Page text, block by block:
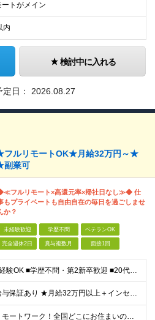
ートがメイン
内
検討中に入れる
日： 2026.08.27
ルリモートOK★月給32万円～★
副業可
フルリモート×高還元率×帰社日なし≫◆ 仕
もプライベートも自由自在の毎日を過ごしませ
か？
未経験歓迎 学歴不問 ベテランOK
完全週休2日 賞与複数月 面接1回
■完全未経験OK ■学歴不問・第2新卒歓迎 ■20代～30代まで活躍中 経験よりも“目標があるか”を面接では見ています！ 「ITスキルを身につけて安定したキャリアを歩みたい」 「推し活のために収入U
★前職給与保証あり ★月給32万円以上＋インセンティブあり 月給32万円以上＋インセンティブ＋各種手当 ※上記には固定残業代（月30時間・44,400円～）を含みます ※超過分は別途支給します ※試
＼フルリモートワーク！全国どこにお住まいの方も大歓迎／ 現在、10名中8名がフルリモートで活躍中！ フルリモート・ハイブリット案件を数多く保有しているため、 住む場所は全国どこでもOKです◎ ＼フ